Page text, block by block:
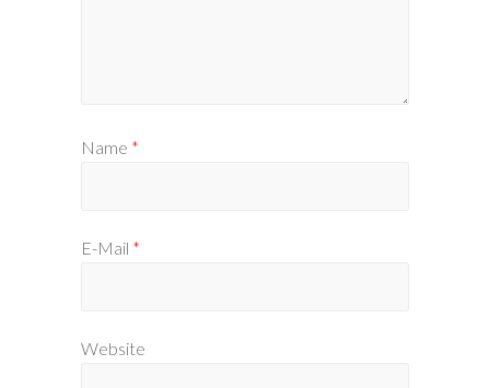
Name *
E-Mail *
Website